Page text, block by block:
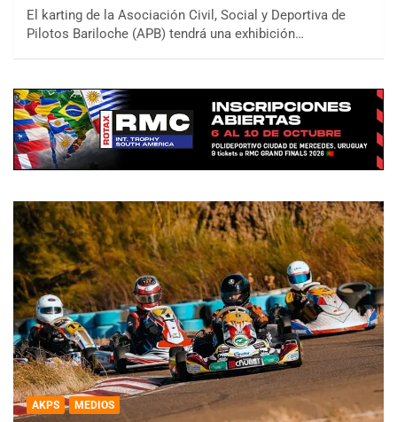
El karting de la Asociación Civil, Social y Deportiva de
Pilotos Bariloche (APB) tendrá una exhibición…
AKPS MEDIOS